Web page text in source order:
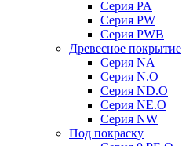
Серия PA
Серия PW
Серия PWB
Древесное покрытие
Серия NA
Серия N.O
Серия ND.O
Серия NE.O
Серия NW
Под покраску